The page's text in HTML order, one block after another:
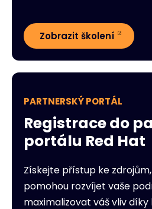
Zobrazit školení
PARTNERSKÝ PORTÁL
Registrace do
portálu Red Hat
Získejte přístup ke
pomohou rozvíjet vaše
maximalizovat váš vliv